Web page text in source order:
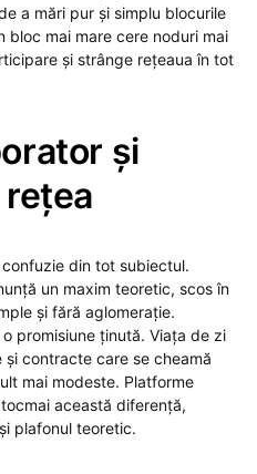
a mări pur și simplu blocurile
bloc mai mare cere noduri mai
și strânge rețeaua în tot
și
din tot subiectul.
un maxim teoretic, scos în
și fără aglomerație.
promisiune ținută. Viața de zi
contracte care se cheamă
mai modeste. Platforme
această diferență,
plafonul teoretic.